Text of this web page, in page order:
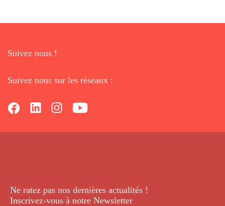
Suivez nous !
Suivez nous sur les réseaux :
Ne ratez pas nos dernières actualités !
Inscrivez-vous à notre Newsletter.